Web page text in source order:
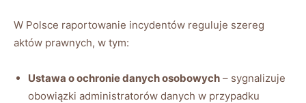
W Polsce raportowanie incydentów reguluje ​szereg ​
aktów prawnych, w tym:
Ustawa o ‌ochronie ​danych osobowych – sygnalizuje
obowiązki administratorów danych‍ w przypadku